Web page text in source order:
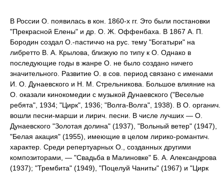
В России О. появилась в кон. 1860-х гг. Это были постановки
"Прекрасной Елены" и др. О. Ж. Оффенбаха. В 1867 А. П.
Бородин создал О.-пастиччо на рус. тему "Богатыри" на
либретто В. А. Крылова, близкую по типу к О. Однако в
последующие годы в жанре О. не было создано ничего
значительного. Развитие О. в сов. период связано с именами
И. О. Дунаевского и Н. М. Стрельникова. Большое влияние на
О. оказали кинокомедии с музыкой Дунаевского ("Веселые
ребята", 1934; "Цирк", 1936; "Волга-Волга", 1938). В О. органич.
вошли песни-марши и лирич. песни. В числе лучших — О.
Дунаевского "Золотая долина" (1937), "Вольный ветер" (1947),
"Белая акация" (1955), имеющие в целом лирико-романтич.
характер. Среди репертуарных О., созданных другими
композиторами, — "Свадьба в Малиновке" Б. А. Александрова
(1937); "Трембита" (1949), "Поцелуй Чаниты" (1967) и "Цирк